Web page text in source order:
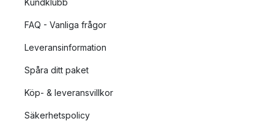
Kundklubb
FAQ - Vanliga frågor
Leveransinformation
Spåra ditt paket
Köp- & leveransvillkor
Säkerhetspolicy